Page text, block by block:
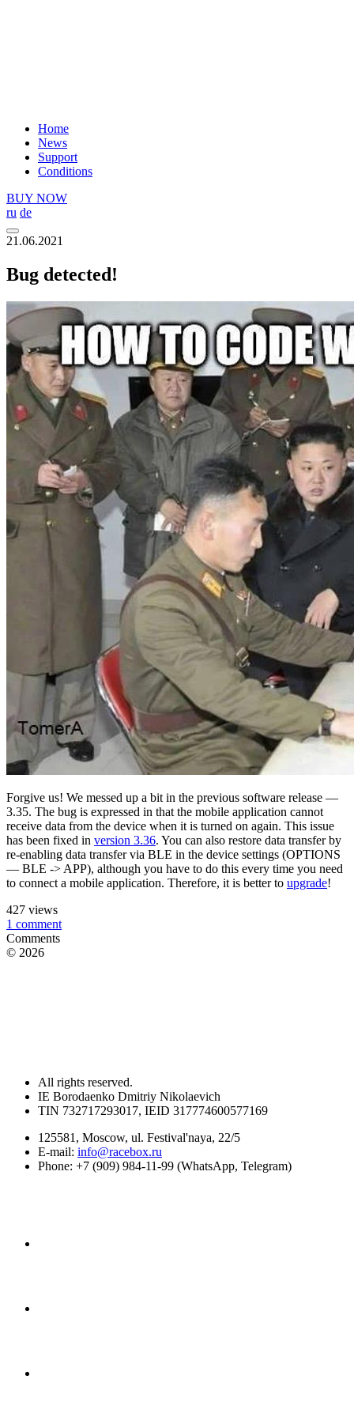
Home
News
Support
Сonditions
BUY NOW
ru de
21.06.2021
Bug detected!
Forgive us! We messed up a bit in the previous software release —
3.35. The bug is expressed in that the mobile application cannot
receive data from the device when it is turned on again. This issue
has been fixed in version 3.36. You can also restore data transfer by
re-enabling data transfer via BLE in the device settings (OPTIONS
— BLE -> APP), although you have to do this every time you need
to connect a mobile application. Therefore, it is better to upgrade!
427 views
1 comment
Сomments
© 2026
All rights reserved.
IE Borodaenko Dmitriy Nikolaevich
TIN 732717293017, IEID 317774600577169
125581, Moscow, ul. Festival'naya, 22/5
E-mail: info@racebox.ru
Phone: +7 (909) 984-11-99 (WhatsApp, Telegram)